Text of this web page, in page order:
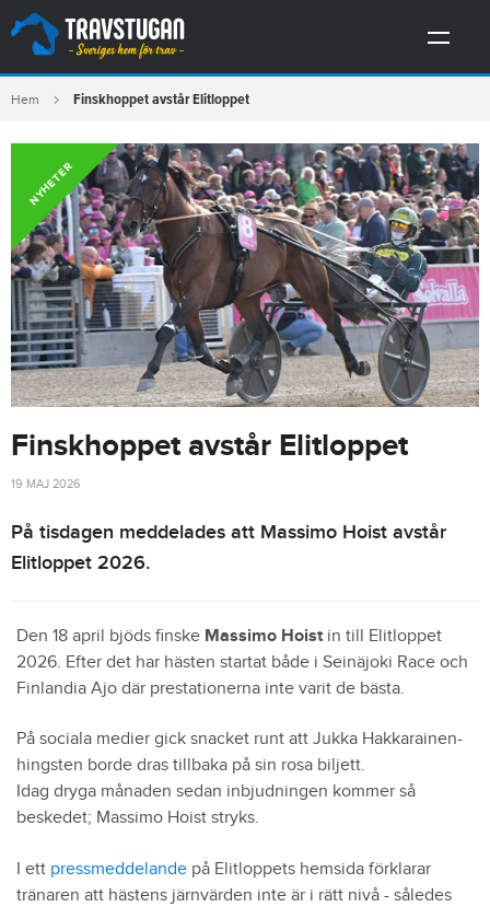
Hem Finskhoppet avstår Elitloppet
NYHETER
Finskhoppet avstår Elitloppet
19 MAJ 2026
På tisdagen meddelades att Massimo Hoist avstår
Elitloppet 2026.
Den 18 april bjöds finske Massimo Hoistin till Elitloppet
2026. Efter det har hästen startat både i Seinäjoki Race och
Finlandia Ajo där prestationerna inte varit de bästa.
På sociala medier gick snacket runt att Jukka Hakkarainen-
hingsten borde dras tillbaka på sin rosa biljett.
Idag dryga månaden sedan inbjudningen kommer så
beskedet; Massimo Hoist stryks.
I ett pressmeddelande på Elitloppets hemsida förklarar
tränaren att hästens järnvärden inte är i rätt nivå - således